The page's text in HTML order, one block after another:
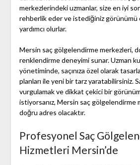
merkezlerindeki uzmanlar, size en iyi
rehberlik eder ve istediğiniz görünümü
yardımcı olurlar.
Mersin saç gölgelendirme merkezleri,
renklendirme deneyimi sunar. Uzman
yönetiminde, saçınıza özel olarak
planları ile yeni bir tarz yaratabilirsiniz.
vurgulamak ve dikkat çekici bir
istiyorsanız, Mersin saç gölgelendirme
doğru adres olacaktır.
Profesyonel Saç
Hizmetleri Mersin’de